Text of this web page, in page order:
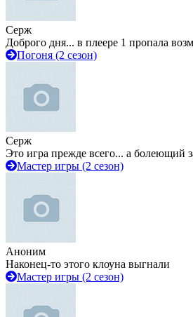
Серж
Доброго дня... в плеере 1 пропала
Погоня (2 сезон)
Серж
Это игра прежде всего... а болеющий
Мастер игры (2 сезон)
Аноним
Наконец-то этого клоуна выгнали
Мастер игры (2 сезон)